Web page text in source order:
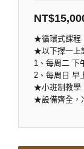
NT$
★循環式課程
★以下擇一上
1、每周二 下
2、每周日 早
★小班制教學
★設備齊全，